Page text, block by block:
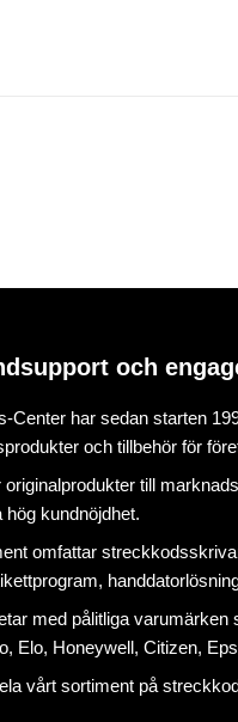
och
Center har sedan starten
och tillbehör för
originalprodukter till
hög kundnöjdhet.
omfattar
,
med pålitliga varumärken
Elo, Honeywell, Citizen,
vårt sortiment på